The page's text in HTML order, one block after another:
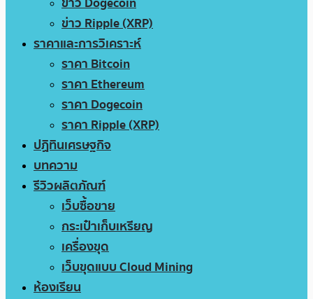
ข่าว Ripple (XRP)
ราคาและการวิเคราะห์
ราคา Bitcoin
ราคา Ethereum
ราคา Dogecoin
ราคา Ripple (XRP)
ปฏิทินเศรษฐกิจ
บทความ
รีวิวผลิตภัณฑ์
เว็บซื้อขาย
กระเป๋าเก็บเหรียญ
เครื่องขุด
เว็บขุดแบบ Cloud Mining
ห้องเรียน